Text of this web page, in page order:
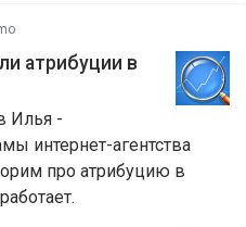
атрибуции в
Илья -
интернет-агентства
про атрибуцию в